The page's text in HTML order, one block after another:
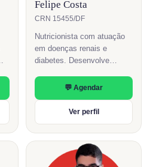
Felipe Costa
CRN 15455/DF
Nutricionista com atuação
em doenças renais e
diabetes. Desenvolve
individualizados para
condições metabólicas
complexas.
💬 Agendar
Ver perfil